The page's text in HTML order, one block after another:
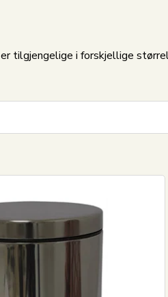
tilgjengelige i forskjellige